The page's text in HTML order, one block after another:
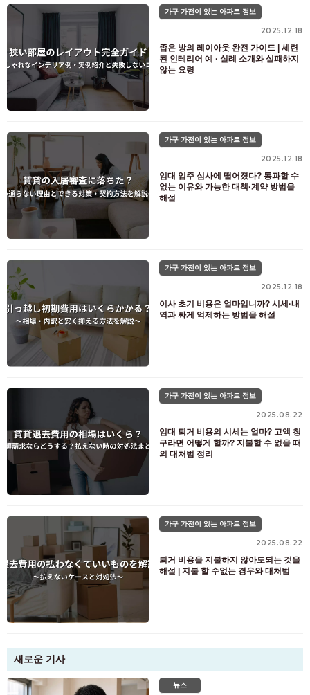
가구 가전이 있는 아파트 정보
2025.12.18
좁은 방의 레이아웃 완전 가이드 | 세련
된 인테리어 예 · 실례 소개와 실패하지
않는 요령
가구 가전이 있는 아파트 정보
2025.12.18
임대 입주 심사에 떨어졌다? 통과할 수
없는 이유와 가능한 대책·계약 방법을
해설
가구 가전이 있는 아파트 정보
2025.12.18
이사 초기 비용은 얼마입니까? 시세·내
역과 싸게 억제하는 방법을 해설
가구 가전이 있는 아파트 정보
2025.08.22
임대 퇴거 비용의 시세는 얼마? 고액 청
구라면 어떻게 할까? 지불할 수 없을 때
의 대처법 정리
가구 가전이 있는 아파트 정보
2025.08.22
퇴거 비용을 지불하지 않아도되는 것을
해설 | 지불 할 수없는 경우와 대처법
새로운 기사
뉴스